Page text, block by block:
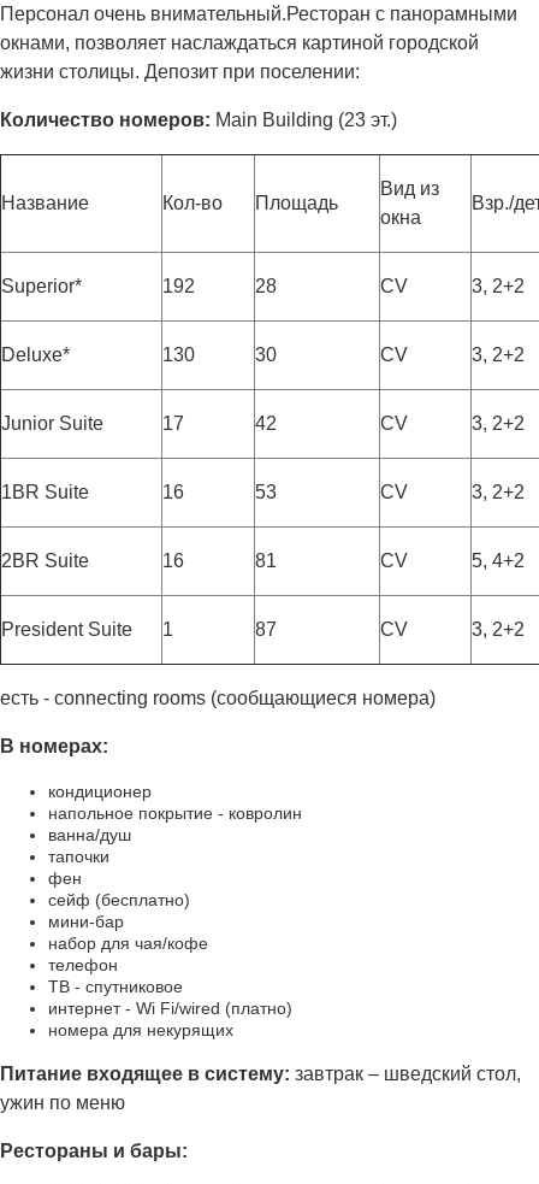
Персонал очень внимательный.Ресторан с панорамными
окнами, позволяет наслаждаться картиной городской
жизни столицы. Депозит при поселении:
Количество номеров: Main Building (23 эт.)
Название Кол-во Площадь
Вид из
окна
Взр./
Superior* 192 28 CV 3, 2+2
Deluxe* 130 30 CV 3, 2+2
Junior Suite 17 42 CV 3, 2+2
1BR Suite 16 53 CV 3, 2+2
2BR Suite 16 81 CV 5, 4+2
President Suite 1 87 CV 3, 2+2
есть - connecting rooms (сообщающиеся номера)
В номерах:
кондиционер
напольное покрытие - ковролин
ванна/душ
тапочки
фен
сейф (бесплатно)
мини-бар
набор для чая/кофе
телефон
ТВ - спутниковое
интернет - Wi Fi/wired (платно)
номера для некурящих
Питание входящее в систему: завтрак – шведский стол,
ужин по меню
Рестораны и бары: